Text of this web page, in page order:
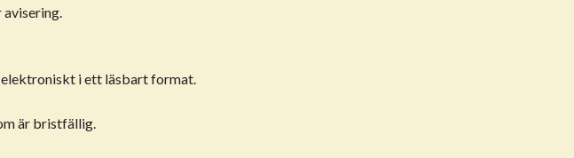
elektroniskt i ett läsbart format.
är bristfällig.